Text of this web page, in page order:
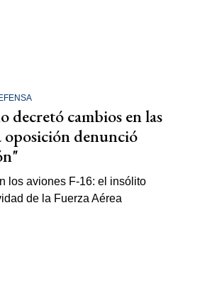
decretó cambios en las
oposición denunció